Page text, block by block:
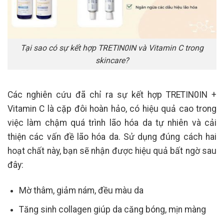
Tại sao có sự kết hợp TRETIN0IN và Vitamin C trong
skincare?
Các nghiên cứu đã chỉ ra sự kết hợp TRETIN0IN +
Vitamin C là cặp đôi hoàn hảo, có hiệu quả cao trong
việc làm chậm quá trình lão hóa da tự nhiên và cải
thiện các vấn đề lão hóa da. Sử dụng đúng cách hai
hoạt chất này, bạn sẽ nhận được hiệu quả bất ngờ sau
đây:
Mờ thâm, giảm nám, đều màu da
Tăng sinh collagen giúp da căng bóng, mịn màng